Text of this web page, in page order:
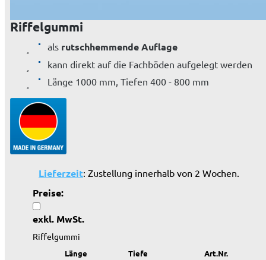
Riffelgummi
als rutschhemmende Auflage
kann direkt auf die Fachböden aufgelegt werden
Länge 1000 mm, Tiefen 400 - 800 mm
Lieferzeit: Zustellung innerhalb von 2 Wochen.
Preise:
exkl. MwSt.
Riffelgummi
Länge Tiefe Art.Nr.